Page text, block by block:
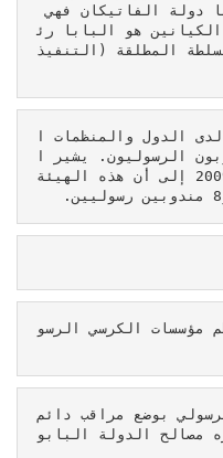
بشخص البابا وليس بإقليم. أما دولة الفاتيكان فهي
هو البابا رئ
المطلقة (التنفيذ
الدول والمنظمات ا
الرسوليون. يشير ا
مؤسسات الكرسي الرسو
مصالح الدولة البابو